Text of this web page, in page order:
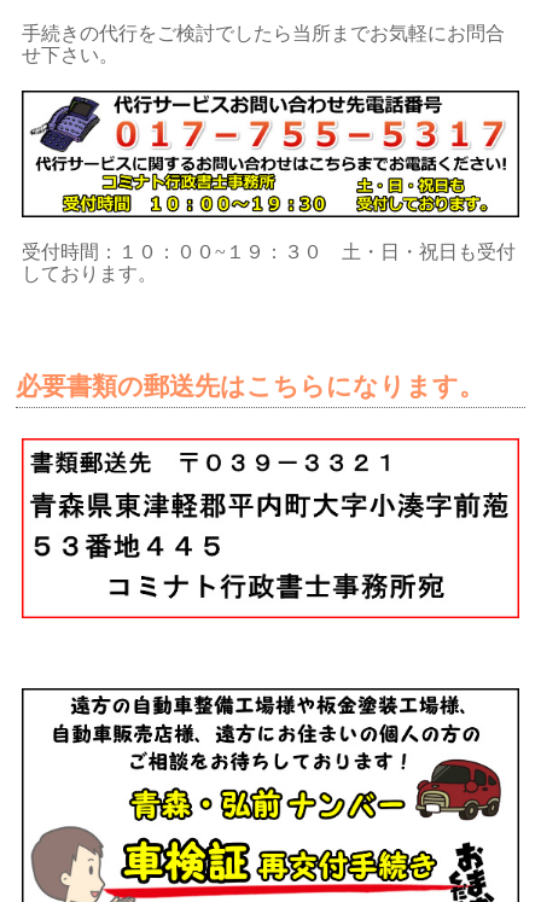
手続きの代行をご検討でしたら当所までお気軽にお問合
せ下さい。
受付時間：１０：００~１９：３０ 土・日・祝日も受付
しております。
必要書類の郵送先はこちらになります。